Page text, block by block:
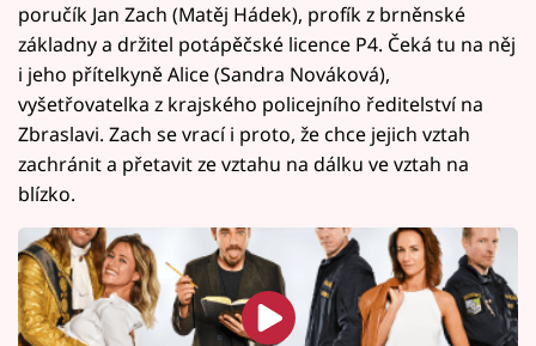
poručík Jan Zach (Matěj Hádek), profík z brněnské
základny a držitel potápěčské licence P4. Čeká tu na něj
i jeho přítelkyně Alice (Sandra Nováková),
vyšetřovatelka z krajského policejního ředitelství na
Zbraslavi. Zach se vrací i proto, že chce jejich vztah
zachránit a přetavit ze vztahu na dálku ve vztah na
blízko.